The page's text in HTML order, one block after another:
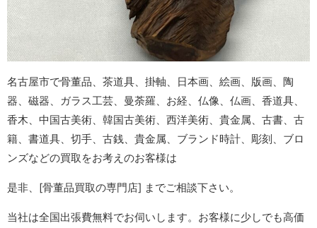
名古屋市で骨董品、茶道具、掛軸、日本画、絵画、版画、陶
器、磁器、ガラス工芸、曼荼羅、お経、仏像、仏画、香道具、
香木、中国古美術、韓国古美術、西洋美術、貴金属、古書、古
籍、書道具、切手、古銭、貴金属、ブランド時計、彫刻、ブロ
ンズなどの買取をお考えのお客様は
是非、[骨董品買取の専門店] までご相談下さい。
当社は全国出張費無料でお伺いします。お客様に少しでも高価